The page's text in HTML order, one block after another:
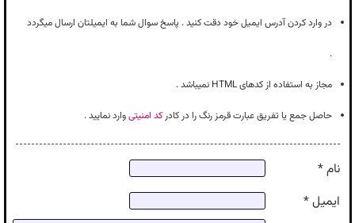
در وارد کردن آدرس ایمیل خود دقت کنید . پاسخ سوال شما به ایمیلتان ارسال میگردد
.
مجاز به استفاده از کدهای HTML نمیباشد .
حاصل جمع یا تفریق عبارت قرمز رنگ را در کادرکد امنیتیوارد نمایید .
نام *
ایمیل *